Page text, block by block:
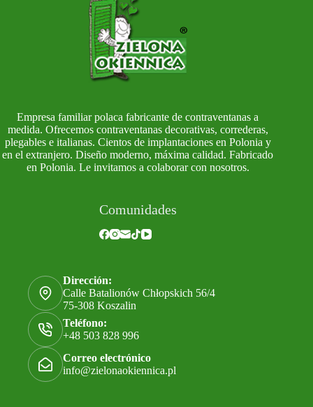
Empresa familiar polaca fabricante de contraventanas a
medida. Ofrecemos contraventanas decorativas, correderas,
plegables e italianas. Cientos de implantaciones en Polonia y
en el extranjero. Diseño moderno, máxima calidad. Fabricado
en Polonia. Le invitamos a colaborar con nosotros.
Comunidades
Dirección:
Calle Batalionów Chłopskich 56/4
75-308 Koszalin
Teléfono:
+48 503 828 996
Correo electrónico
info@zielonaokiennica.pl